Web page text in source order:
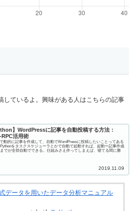
しているよ。興味がある人はこちらの記事
】WordPressに記事を自動投稿する方法：
RPC活用術
で動的に記事を作成して、自動でWordPressに投稿したいことってある
Pythonをタスクスケジューラとかで自動で起動すれば、起動ー記事作成
でが全部自動でできる。仕組みさえ作ってしまえば、寝てる間に勝
2019.11.09
データを用いたデータ分析マニュアル